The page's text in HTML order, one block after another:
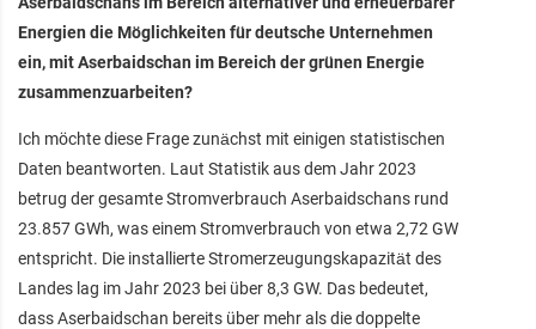
Energien die Möglichkeiten für deutsche Unternehmen
ein, mit Aserbaidschan im Bereich der grünen Energie
zusammenzuarbeiten?
Ich möchte diese Frage zunächst mit einigen statistischen
Daten beantworten. Laut Statistik aus dem Jahr 2023
betrug der gesamte Stromverbrauch Aserbaidschans rund
23.857 GWh, was einem Stromverbrauch von etwa 2,72 GW
entspricht. Die installierte Stromerzeugungskapazität des
Landes lag im Jahr 2023 bei über 8,3 GW. Das bedeutet,
dass Aserbaidschan bereits über mehr als die doppelte